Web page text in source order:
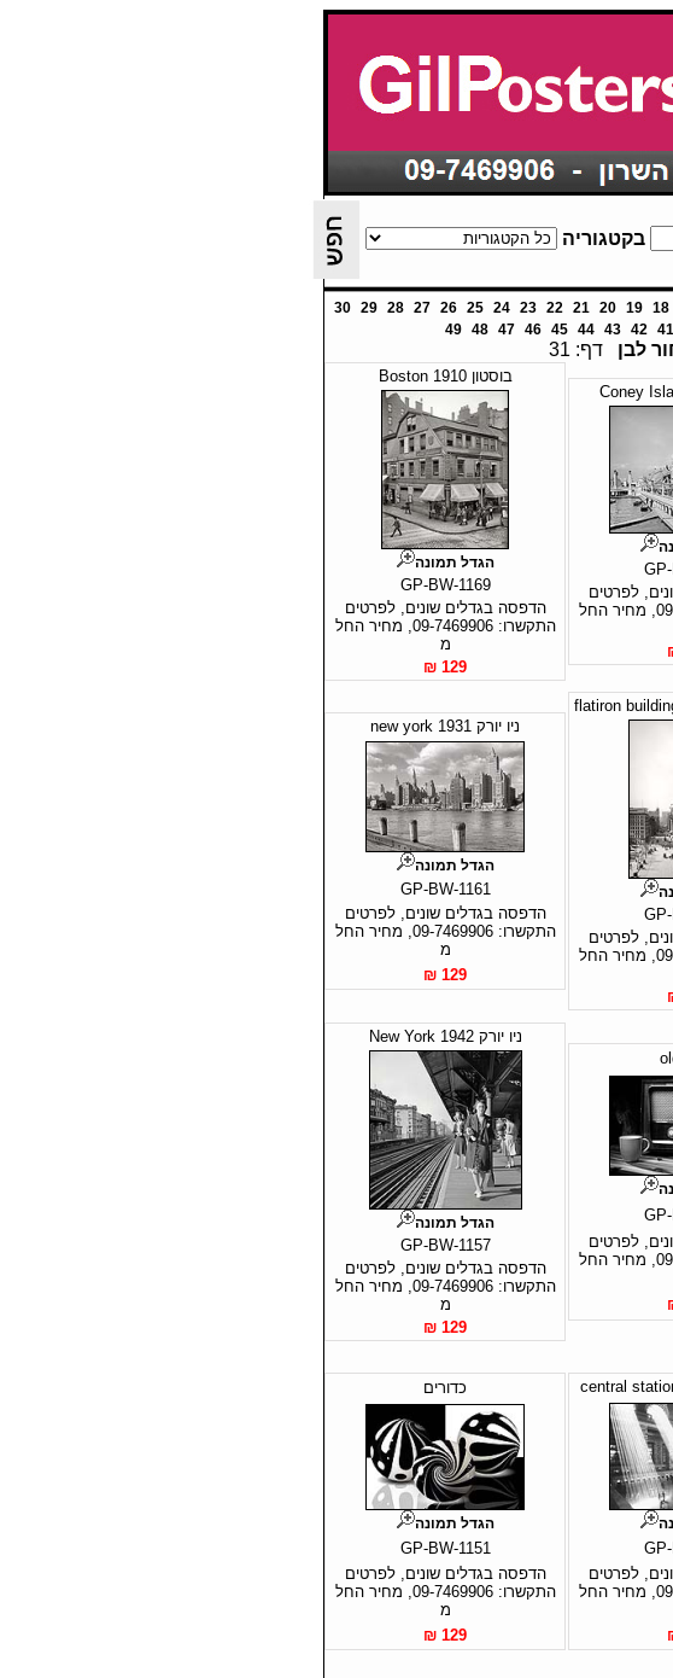
בקטגוריה
18
19
20
21
22
23
24
25
26
27
28
29
30
41
42
43
44
45
46
47
48
49
לבן דף: 31
לפרטים
התקשרו: 09-7469906, מחיר החל
בוסטון Boston 1910
הגדל תמונה
GP-BW-1169
הדפסה בגדלים שונים, לפרטים
התקשרו: 09-7469906, מחיר החל
מ
129 ₪
לפרטים
התקשרו: 09-7469906, מחיר החל
ניו יורק new york 1931
הגדל תמונה
GP-BW-1161
הדפסה בגדלים שונים, לפרטים
התקשרו: 09-7469906, מחיר החל
מ
129 ₪
לפרטים
התקשרו: 09-7469906, מחיר החל
ניו יורק 1942 New York
הגדל תמונה
GP-BW-1157
הדפסה בגדלים שונים, לפרטים
התקשרו: 09-7469906, מחיר החל
מ
129 ₪
לפרטים
התקשרו: 09-7469906, מחיר החל
כדורים
הגדל תמונה
GP-BW-1151
הדפסה בגדלים שונים, לפרטים
התקשרו: 09-7469906, מחיר החל
מ
129 ₪